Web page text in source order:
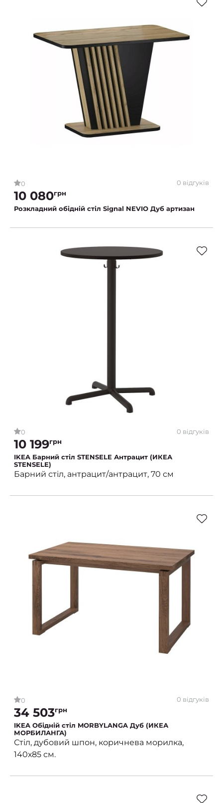
0 0 відгуків
10 080грн
Розкладний обідній стіл Signal NEVIO Дуб артизан
0 0 відгуків
10 199грн
IKEA Барний стіл STENSELE Антрацит (ИКЕА
STENSELE)
Барний стіл, антрацит/антрацит, 70 см
0 0 відгуків
34 503грн
IKEA Обідній стіл MORBYLANGA Дуб (ИКЕА
МОРБИЛАНГА)
Стіл, дубовий шпон, коричнева морилка,
140х85 см.